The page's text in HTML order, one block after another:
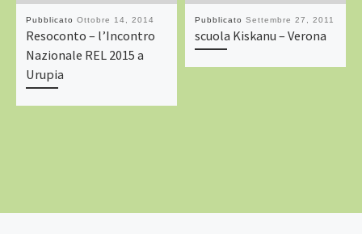
Pubblicato Ottobre 14, 2014
Resoconto – l’Incontro
Nazionale REL 2015 a
Urupia
Pubblicato Settembre 27, 2011
scuola Kiskanu – Verona